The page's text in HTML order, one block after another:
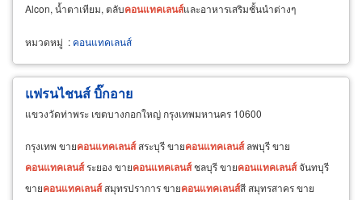
Alcon, น้ำตาเทียม, ตลับคอนแทคเลนส์และอาหารเสริมชั้นนำต่างๆ
หมวดหมู่ : คอนแทคเลนส์
แฟรนไชนส์ บิ๊กอาย
แขวงวัดท่าพระ เขตบางกอกใหญ่ กรุงเทพมหานคร 10600
กรุงเทพ ขายคอนแทคเลนส์สระบุรี ขายคอนแทคเลนส์ลพบุรี ขาย
คอนแทคเลนส์ระยอง ขายคอนแทคเลนส์ชลบุรี ขายคอนแทคเลนส์จันทบุรี
ขายคอนแทคเลนส์สมุทรปราการ ขายคอนแทคเลนส์สี สมุทรสาคร ขาย